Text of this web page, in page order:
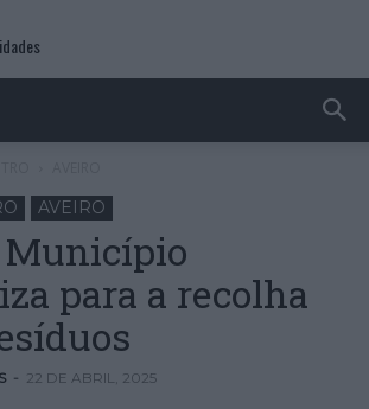
AVEIRO
Município
para a recolha
- 22 DE ABRIL, 2025